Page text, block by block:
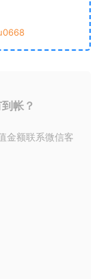
帐？
金额联系微信客